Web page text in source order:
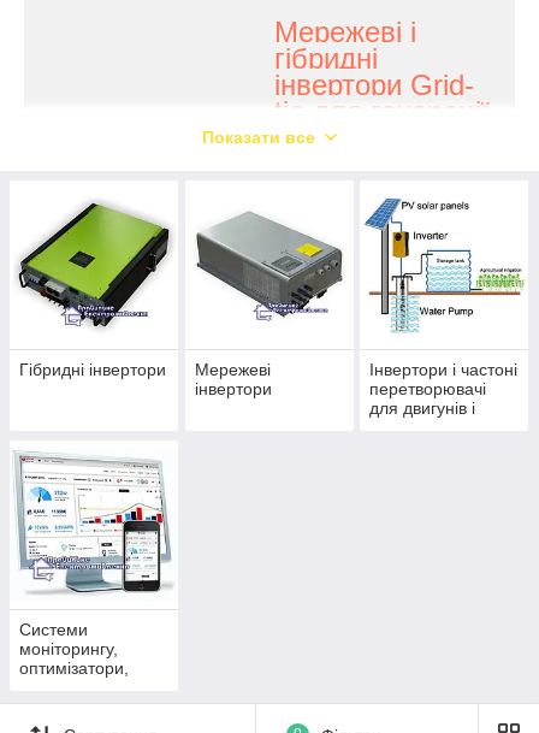
Мережеві і
гібридні
інвертори Grid-
tie для генерації
електроенергії в
Більше 120 моделей
ефективного та
довговічного
обладнання для
генерації і продажу
електроенергії по
"зеленому" тарифі
Декілька причин стати нашим
Показати все
Гібридні інвертори
Мережеві
інвертори
Інвертори і частоні
перетворювачі
для двигунів і
Системи
моніторингу,
оптимізатори,
паралельного
підключення для